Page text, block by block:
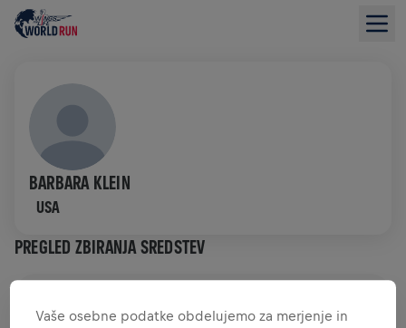
BARBARA KLEIN
USA
PREGLED ZBIRANJA SREDSTEV
Vaše osebne podatke obdelujemo za merjenje in